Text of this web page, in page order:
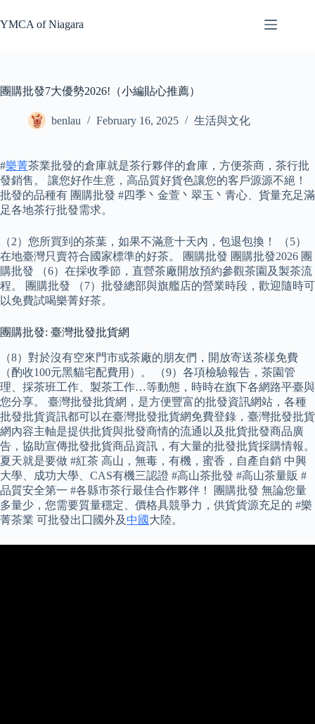
to
content
YMCA of Niagara
團購批發7大優勢2026!（小編貼心推薦）
benlau February 16, 2025 生活與文化
#樂菁茶業批發的倉庫就是茶行夥伴的倉庫，方便茶商，茶行批
發銷售。 讓您好作生意，高品質好貨色讓您的客戶源源不絕！
批發的品種有 團購批發 #四季丶金萱丶翠玉丶青心、貨量充足滿
足各地茶行批發需求。
（2）您所買到的茶葉，如果不滿意十天內，包退包換！ （5）
在地臺灣只賣符合國家標準的好茶。 團購批發 團購批發2026 團
購批發 （6）在採收季節，直營茶廠開放預約參觀茶園及製茶流
程。 團購批發 （7）批發總部與旗艦店的營業時段，歡迎隨時可
以免費試喝樂菁好茶。
團購批發: 臺灣批發批貨網
（8）對於沒有空來門市或茶廠的朋友們，開放寄送茶樣免費
（酌收100元黑貓宅配費用）。 （9）各項檢驗報告，茶園管
理、採茶班工作、製茶工作…等動態，時時在旗下各網路平臺與
您分享。 臺灣批發批貨網，是方便豐富的批發資訊網站，各種
批發批貨資訊都可以在臺灣批發批貨網免費登錄，臺灣批發批貨
網內容主軸是提供批貨與批發商情的流通以及批貨批發商品廣
告，協助宣傳批發批貨商品資訊，有大量的批發批貨採購情報。
夏天就是要做 #紅茶 高山，無毒，有機，蜜香，自產自銷 中興
大學、成功大學、CAS有機三認證 #高山茶批發 #高山茶量販 #
品質安全第一 #各縣市茶行最佳合作夥伴！ 團購批發 無論您量
多量少，您需要質量穩定、價格具競爭力，供貨貨源充足的 #樂
菁茶業 可批發出囗國外及中國 大陸。